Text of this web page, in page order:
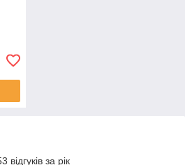
за рік